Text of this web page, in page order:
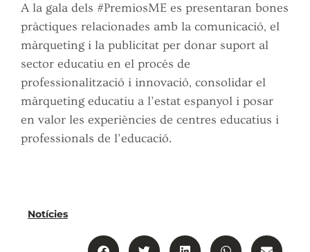
A la gala dels #PremiosME es presentaran bones
pràctiques relacionades amb la comunicació, el
màrqueting i la publicitat per donar suport al
sector educatiu en el procés de
professionalització i innovació, consolidar el
màrqueting educatiu a l’estat espanyol i posar
en valor les experiències de centres educatius i
professionals de l’educació.
Notícies